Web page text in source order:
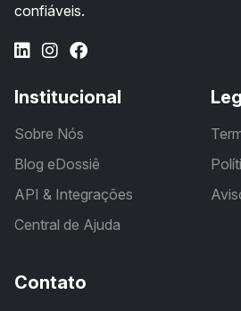
confiáveis.
Institucional
Sobre Nós
Blog eDossiê
API & Integrações
Central de Ajuda
Contato